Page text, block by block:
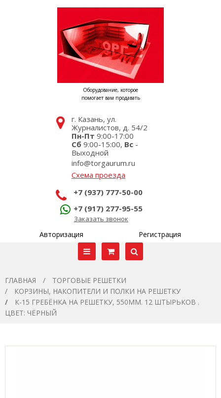
Оборудование, которое
помогает вам продавать
г. Казань, ул.
Журналистов, д. 54/2
Пн-Пт 9:00-17:00
Сб 9:00-15:00, Вс -
Выходной
info@torgaurum.ru
Схема проезда
+7 (937) 777-50-00
+7 (917) 277-95-55
Заказать звонок
Авторизация Регистрация
ГЛАВНАЯ
ТОРГОВЫЕ РЕШЕТКИ
КОРЗИНЫ, НАКОПИТЕЛИ И ПОЛКИ НА РЕШЕТКУ
К-15 ГРЕБЁНКА НА РЕШЕТКУ, 550ММ. 12 ШТЫРЬКОВ .
ЦВЕТ: ЧЁРНЫЙ